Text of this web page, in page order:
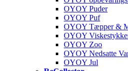
OYOY Puder
OYOY Puf
OYOY Tæpper &
OYOY
OYOY Zoo
OYOY Nedsatte
OYOY Jul